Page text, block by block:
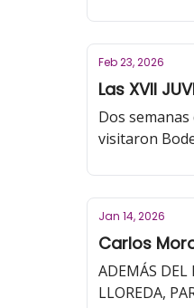
Feb 23, 2026
Las XVII
Dos
visitaron
Jan 14, 2026
Carlos
ADEMÁS DEL
LLOREDA,